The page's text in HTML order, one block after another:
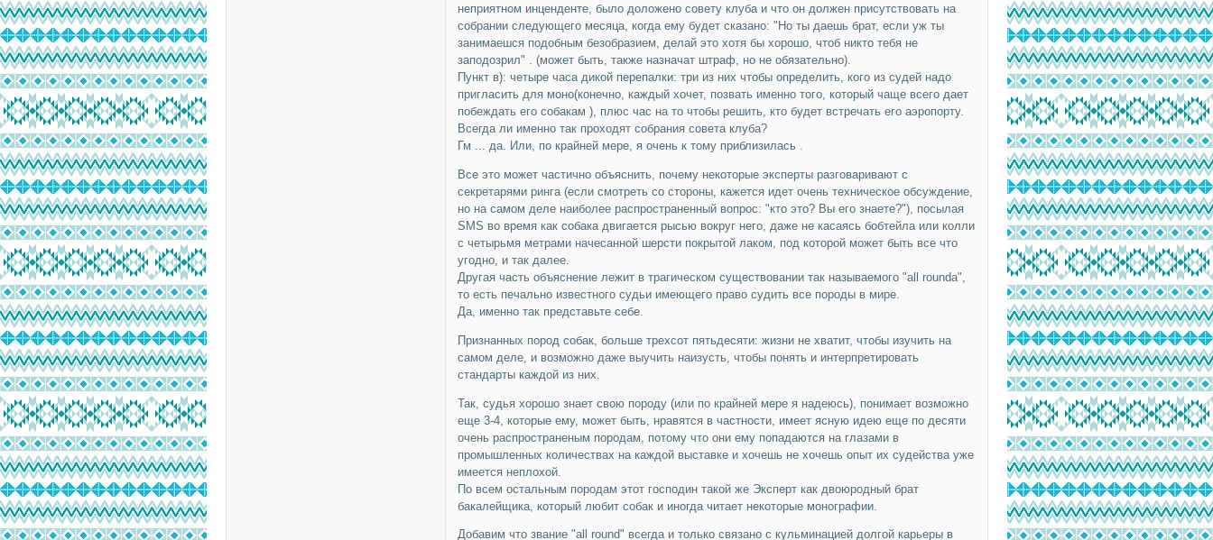
неприятном инценденте, было доложено совету клуба и что он должен присутствовать на
собрании следующего месяца, когда ему будет сказано: "Но ты даешь брат, если уж ты
занимаешся подобным безобразием, делай это хотя бы хорошо, чтоб никто тебя не
заподозрил" . (может быть, также назначат штраф, но не обязательно).
Пункт в): четыре часа дикой перепалки: три из них чтобы определить, кого из судей надо
пригласить для моно(конечно, каждый хочет, позвать именно того, который чаще всего дает
побеждать его собакам ), плюс час на то чтобы решить, кто будет встречать его аэропорту.
Всегда ли именно так проходят собрания совета клуба?
Гм ... да. Или, по крайней мере, я очень к тому приблизилась .
Все это может частично объяснить, почему некоторые эксперты разговаривают с
секретарями ринга (если смотреть со стороны, кажется идет очень техническое обсуждение,
но на самом деле наиболее распространенный вопрос: "кто это? Вы его знаете?"), посылая
SMS во время как собака двигается рысью вокруг него, даже не касаясь бобтейла или колли
с четырьмя метрами начесанной шерсти покрытой лаком, под которой может быть все что
угодно, и так далее.
Другая часть объяснение лежит в трагическом существовании так называемого "all roundа",
то есть печально известного судьи имеющего право судить все породы в мире.
Да, именно так представьте себе.
Признанных пород собак, больше трехсот пятьдесяти: жизни не хватит, чтобы изучить на
самом деле, и возможно даже выучить наизусть, чтобы понять и интерпретировать
стандарты каждой из них.
Так, судья хорошо знает свою породу (или по крайней мере я надеюсь), понимает возможно
еще 3-4, которые ему, может быть, нравятся в частности, имеет ясную идею еще по десяти
очень распространеным породам, потому что они ему попадаются на глазами в
промышленных количествах на каждой выставке и хочешь не хочешь опыт их судейства уже
имеется неплохой.
По всем остальным породам этот господин такой же Эксперт как двоюродный брат
бакалейщика, который любит собак и иногда читает некоторые монографии.
Добавим что звание "all round" всегда и только связано с кульминацией долгой карьеры в